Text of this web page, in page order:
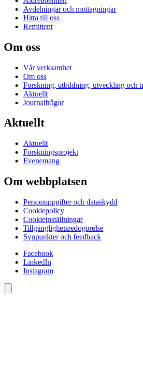
Avdelningar och mottagningar
Hitta till oss
Remittent
Om oss
Vår verksamhet
Om oss
Forskning, utbildning, utveckling och
Aktuellt
Journalfrågor
Aktuellt
Aktuellt
Forskningsprojekt
Evenemang
Om webbplatsen
Personuppgifter och dataskydd
Cookiepolicy
Cookieinställningar
Tillgänglighetsredogörelse
Synpunkter och feedback
Facebook
LinkedIn
Instagram